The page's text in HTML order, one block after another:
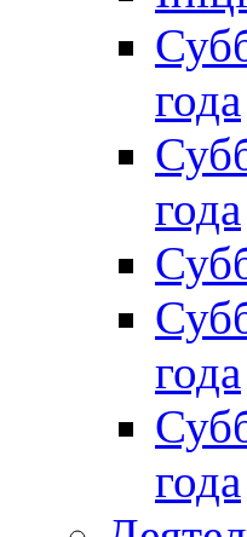
года
года
года
года